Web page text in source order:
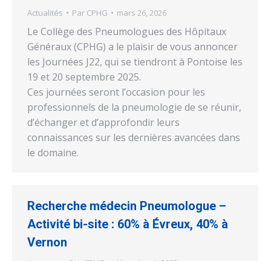
Actualités Par CPHG mars 26, 2026
Le Collège des Pneumologues des Hôpitaux
Généraux (CPHG) a le plaisir de vous annoncer
les Journées J22, qui se tiendront à Pontoise les
19 et 20 septembre 2025.
Ces journées seront l’occasion pour les
professionnels de la pneumologie de se réunir,
d’échanger et d’approfondir leurs
connaissances sur les dernières avancées dans
le domaine.
Recherche médecin Pneumologue –
Activité bi-site : 60% à Évreux, 40% à
Vernon